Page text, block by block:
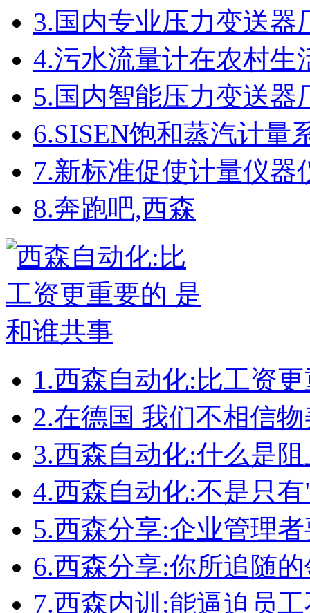
3.国内专业压力变送器
4.污水流量计在农村生
5.国内智能压力变送器
6.SISEN饱和蒸汽计量
7.新标准促使计量仪器
8.奔跑吧,西森
1.西森自动化:比工资
2.在德国 我们不相信
3.西森自动化:什么是
4.西森自动化:不是只
5.西森分享:企业管理
6.西森分享:你所追随
7.西森内训:能逼迫员